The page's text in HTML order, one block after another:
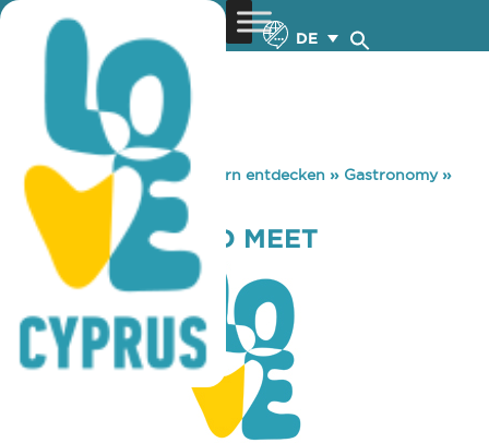
DE
You are here: Home »Zypern entdecken » Gastronomy»
PAPAYA EAT AND MEET
PAPAYA EAT AND MEET